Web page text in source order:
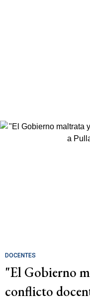
DOCENTES
"El Gobierno
conflicto